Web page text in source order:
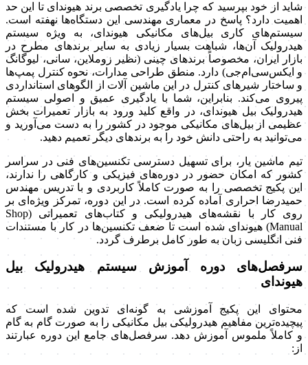
شاید از خود بپرسید که چرا یادگیری تخصصی برند هیوندای تا این حد
اهمیت دارد؟ پاسخ در معماری مهندسی این دستگاه‌ها نهفته است.
سیستم‌های کاری بیل‌های مکانیکی هیوندای، به ویژه سیستم
هیدرولیک آن‌ها، شباهت بسیار زیادی به سایر برندهای مطرح در
بازار ایران، مخصوصاً برندهای چینی (نظیر زوملاین، سانی، لیوگانگ
و ایکس‌سی‌ام‌جی) دارد. منطق طراحی مدارات، نحوه کنترل پمپ‌ها
و ساختار شیرهای کنترل در این ماشین آلات از الگوهای استانداردی
پیروی می‌کند. بنابراین، شما با یادگیری عمیق و اصولی سیستم
هیدرولیک بیل هیوندای، در واقع کلید ورود به بازار تعمیرات بخش
عظیمی از بیل‌های مکانیکی موجود در کشور را به دست می‌آورید و
می‌توانید به راحتی دانش خود را به برندهای دیگر تعمیم دهید.
تیم ماشین یار، برای تسهیل دسترسی تکنسین‌های فنی در سراسر
کشور که امکان حضور در دوره‌های فیزیکی و کارگاهی را ندارند،
این پکیج تخصصی را به صورت کاملاً کاربردی و با تدریس مهندس
حمیدرضا احراری آماده کرده است. در این دوره، تمرکز ویژه‌ای بر
روی کار با نقشه‌های هیدرولیکی و کتاب‌های تعمیراتی (Shop
Manual) هیوندای شده است تا ضعف تکنسین‌ها در کار با مستندات
فنی انگلیسی زبان به طور کامل برطرف گردد.
سرفصل‌های دوره آموزش سیستم هیدرولیک بیل
هیوندای
محتوای این پکیج آموزشی به گونه‌ای تدوین شده است که
پیچیده‌ترین مفاهیم هیدرولیکی بیل مکانیکی را به صورت گام به گام
و کاملاً ملموس آموزش دهد. سرفصل‌های جامع این دوره عبارتند
از: